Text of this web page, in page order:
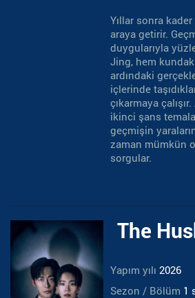
Yıllar sonra
araya getirir.
duygularıyla
Jing, hem
ardındaki
içlerinde
çıkarmaya
ikinci şans
geçmişin
zaman mümkün
sorgular.
The
Yapım yılı 2026
Sezon / Bölüm 1